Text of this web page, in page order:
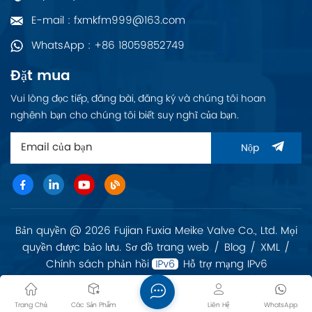
E-mail : fxmkfm999@163.com
WhatsApp : +86 18059852749
Đặt mua
Vui lòng đọc tiếp, đăng bài, đăng ký và chúng tôi hoan
nghênh bạn cho chúng tôi biết suy nghĩ của bạn.
Nộp
Bản quyền @ 2026 Fujian Fuxia Meike Valve Co., Ltd. Mọi
quyền được bảo lưu. Sơ đồ trang web / Blog / XML /
Chính sách phản hồi
Hỗ trợ mạng IPv6
Trang Chủ Các Sản Phẩm WhatsApp
Liên Hệ